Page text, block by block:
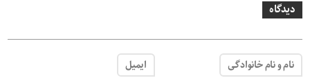
دیدگاه
نام و نام خانوادگی ایمیل